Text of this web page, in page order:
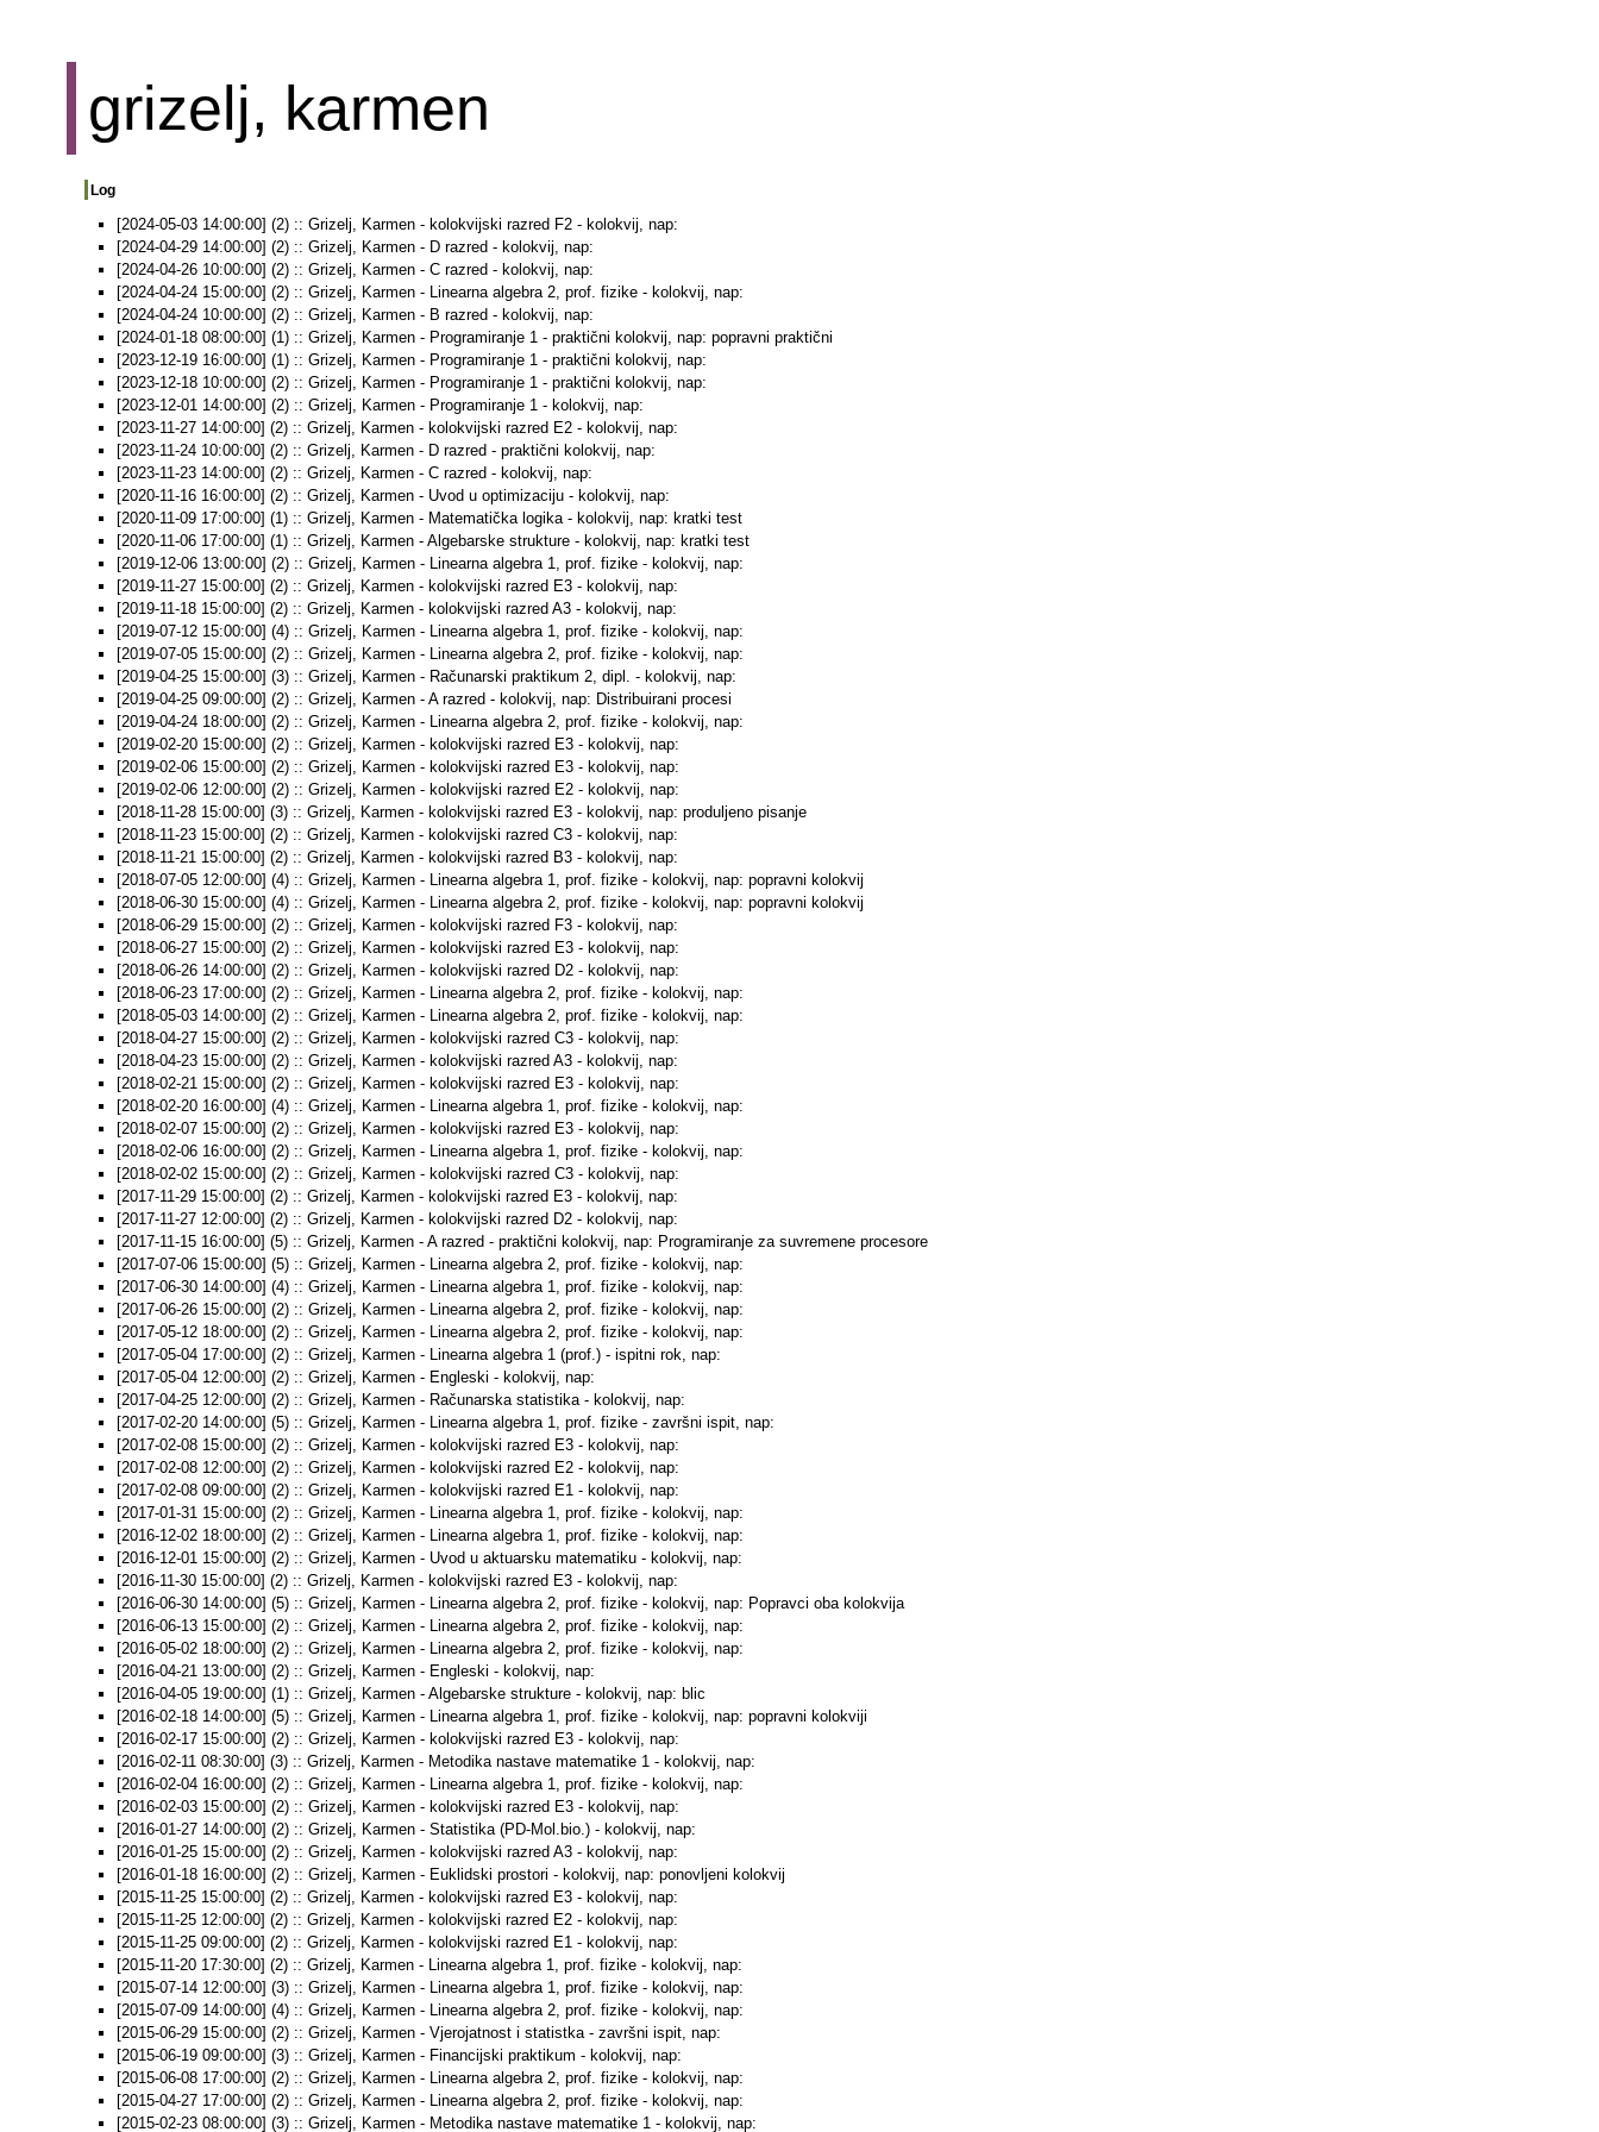
grizelj, karmen
Log
[2024-05-03 14:00:00] (2) :: Grizelj, Karmen - kolokvijski razred F2 - kolokvij, nap:
[2024-04-29 14:00:00] (2) :: Grizelj, Karmen - D razred - kolokvij, nap:
[2024-04-26 10:00:00] (2) :: Grizelj, Karmen - C razred - kolokvij, nap:
[2024-04-24 15:00:00] (2) :: Grizelj, Karmen - Linearna algebra 2, prof. fizike - kolokvij, nap:
[2024-04-24 10:00:00] (2) :: Grizelj, Karmen - B razred - kolokvij, nap:
[2024-01-18 08:00:00] (1) :: Grizelj, Karmen - Programiranje 1 - praktični kolokvij, nap: popravni praktični
[2023-12-19 16:00:00] (1) :: Grizelj, Karmen - Programiranje 1 - praktični kolokvij, nap:
[2023-12-18 10:00:00] (2) :: Grizelj, Karmen - Programiranje 1 - praktični kolokvij, nap:
[2023-12-01 14:00:00] (2) :: Grizelj, Karmen - Programiranje 1 - kolokvij, nap:
[2023-11-27 14:00:00] (2) :: Grizelj, Karmen - kolokvijski razred E2 - kolokvij, nap:
[2023-11-24 10:00:00] (2) :: Grizelj, Karmen - D razred - praktični kolokvij, nap:
[2023-11-23 14:00:00] (2) :: Grizelj, Karmen - C razred - kolokvij, nap:
[2020-11-16 16:00:00] (2) :: Grizelj, Karmen - Uvod u optimizaciju - kolokvij, nap:
[2020-11-09 17:00:00] (1) :: Grizelj, Karmen - Matematička logika - kolokvij, nap: kratki test
[2020-11-06 17:00:00] (1) :: Grizelj, Karmen - Algebarske strukture - kolokvij, nap: kratki test
[2019-12-06 13:00:00] (2) :: Grizelj, Karmen - Linearna algebra 1, prof. fizike - kolokvij, nap:
[2019-11-27 15:00:00] (2) :: Grizelj, Karmen - kolokvijski razred E3 - kolokvij, nap:
[2019-11-18 15:00:00] (2) :: Grizelj, Karmen - kolokvijski razred A3 - kolokvij, nap:
[2019-07-12 15:00:00] (4) :: Grizelj, Karmen - Linearna algebra 1, prof. fizike - kolokvij, nap:
[2019-07-05 15:00:00] (2) :: Grizelj, Karmen - Linearna algebra 2, prof. fizike - kolokvij, nap:
[2019-04-25 15:00:00] (3) :: Grizelj, Karmen - Računarski praktikum 2, dipl. - kolokvij, nap:
[2019-04-25 09:00:00] (2) :: Grizelj, Karmen - A razred - kolokvij, nap: Distribuirani procesi
[2019-04-24 18:00:00] (2) :: Grizelj, Karmen - Linearna algebra 2, prof. fizike - kolokvij, nap:
[2019-02-20 15:00:00] (2) :: Grizelj, Karmen - kolokvijski razred E3 - kolokvij, nap:
[2019-02-06 15:00:00] (2) :: Grizelj, Karmen - kolokvijski razred E3 - kolokvij, nap:
[2019-02-06 12:00:00] (2) :: Grizelj, Karmen - kolokvijski razred E2 - kolokvij, nap:
[2018-11-28 15:00:00] (3) :: Grizelj, Karmen - kolokvijski razred E3 - kolokvij, nap: produljeno pisanje
[2018-11-23 15:00:00] (2) :: Grizelj, Karmen - kolokvijski razred C3 - kolokvij, nap:
[2018-11-21 15:00:00] (2) :: Grizelj, Karmen - kolokvijski razred B3 - kolokvij, nap:
[2018-07-05 12:00:00] (4) :: Grizelj, Karmen - Linearna algebra 1, prof. fizike - kolokvij, nap: popravni kolokvij
[2018-06-30 15:00:00] (4) :: Grizelj, Karmen - Linearna algebra 2, prof. fizike - kolokvij, nap: popravni kolokvij
[2018-06-29 15:00:00] (2) :: Grizelj, Karmen - kolokvijski razred F3 - kolokvij, nap:
[2018-06-27 15:00:00] (2) :: Grizelj, Karmen - kolokvijski razred E3 - kolokvij, nap:
[2018-06-26 14:00:00] (2) :: Grizelj, Karmen - kolokvijski razred D2 - kolokvij, nap:
[2018-06-23 17:00:00] (2) :: Grizelj, Karmen - Linearna algebra 2, prof. fizike - kolokvij, nap:
[2018-05-03 14:00:00] (2) :: Grizelj, Karmen - Linearna algebra 2, prof. fizike - kolokvij, nap:
[2018-04-27 15:00:00] (2) :: Grizelj, Karmen - kolokvijski razred C3 - kolokvij, nap:
[2018-04-23 15:00:00] (2) :: Grizelj, Karmen - kolokvijski razred A3 - kolokvij, nap:
[2018-02-21 15:00:00] (2) :: Grizelj, Karmen - kolokvijski razred E3 - kolokvij, nap:
[2018-02-20 16:00:00] (4) :: Grizelj, Karmen - Linearna algebra 1, prof. fizike - kolokvij, nap:
[2018-02-07 15:00:00] (2) :: Grizelj, Karmen - kolokvijski razred E3 - kolokvij, nap:
[2018-02-06 16:00:00] (2) :: Grizelj, Karmen - Linearna algebra 1, prof. fizike - kolokvij, nap:
[2018-02-02 15:00:00] (2) :: Grizelj, Karmen - kolokvijski razred C3 - kolokvij, nap:
[2017-11-29 15:00:00] (2) :: Grizelj, Karmen - kolokvijski razred E3 - kolokvij, nap:
[2017-11-27 12:00:00] (2) :: Grizelj, Karmen - kolokvijski razred D2 - kolokvij, nap:
[2017-11-15 16:00:00] (5) :: Grizelj, Karmen - A razred - praktični kolokvij, nap: Programiranje za suvremene procesore
[2017-07-06 15:00:00] (5) :: Grizelj, Karmen - Linearna algebra 2, prof. fizike - kolokvij, nap:
[2017-06-30 14:00:00] (4) :: Grizelj, Karmen - Linearna algebra 1, prof. fizike - kolokvij, nap:
[2017-06-26 15:00:00] (2) :: Grizelj, Karmen - Linearna algebra 2, prof. fizike - kolokvij, nap:
[2017-05-12 18:00:00] (2) :: Grizelj, Karmen - Linearna algebra 2, prof. fizike - kolokvij, nap:
[2017-05-04 17:00:00] (2) :: Grizelj, Karmen - Linearna algebra 1 (prof.) - ispitni rok, nap:
[2017-05-04 12:00:00] (2) :: Grizelj, Karmen - Engleski - kolokvij, nap:
[2017-04-25 12:00:00] (2) :: Grizelj, Karmen - Računarska statistika - kolokvij, nap:
[2017-02-20 14:00:00] (5) :: Grizelj, Karmen - Linearna algebra 1, prof. fizike - završni ispit, nap:
[2017-02-08 15:00:00] (2) :: Grizelj, Karmen - kolokvijski razred E3 - kolokvij, nap:
[2017-02-08 12:00:00] (2) :: Grizelj, Karmen - kolokvijski razred E2 - kolokvij, nap:
[2017-02-08 09:00:00] (2) :: Grizelj, Karmen - kolokvijski razred E1 - kolokvij, nap:
[2017-01-31 15:00:00] (2) :: Grizelj, Karmen - Linearna algebra 1, prof. fizike - kolokvij, nap:
[2016-12-02 18:00:00] (2) :: Grizelj, Karmen - Linearna algebra 1, prof. fizike - kolokvij, nap:
[2016-12-01 15:00:00] (2) :: Grizelj, Karmen - Uvod u aktuarsku matematiku - kolokvij, nap:
[2016-11-30 15:00:00] (2) :: Grizelj, Karmen - kolokvijski razred E3 - kolokvij, nap:
[2016-06-30 14:00:00] (5) :: Grizelj, Karmen - Linearna algebra 2, prof. fizike - kolokvij, nap: Popravci oba kolokvija
[2016-06-13 15:00:00] (2) :: Grizelj, Karmen - Linearna algebra 2, prof. fizike - kolokvij, nap:
[2016-05-02 18:00:00] (2) :: Grizelj, Karmen - Linearna algebra 2, prof. fizike - kolokvij, nap:
[2016-04-21 13:00:00] (2) :: Grizelj, Karmen - Engleski - kolokvij, nap:
[2016-04-05 19:00:00] (1) :: Grizelj, Karmen - Algebarske strukture - kolokvij, nap: blic
[2016-02-18 14:00:00] (5) :: Grizelj, Karmen - Linearna algebra 1, prof. fizike - kolokvij, nap: popravni kolokviji
[2016-02-17 15:00:00] (2) :: Grizelj, Karmen - kolokvijski razred E3 - kolokvij, nap:
[2016-02-11 08:30:00] (3) :: Grizelj, Karmen - Metodika nastave matematike 1 - kolokvij, nap:
[2016-02-04 16:00:00] (2) :: Grizelj, Karmen - Linearna algebra 1, prof. fizike - kolokvij, nap:
[2016-02-03 15:00:00] (2) :: Grizelj, Karmen - kolokvijski razred E3 - kolokvij, nap:
[2016-01-27 14:00:00] (2) :: Grizelj, Karmen - Statistika (PD-Mol.bio.) - kolokvij, nap:
[2016-01-25 15:00:00] (2) :: Grizelj, Karmen - kolokvijski razred A3 - kolokvij, nap:
[2016-01-18 16:00:00] (2) :: Grizelj, Karmen - Euklidski prostori - kolokvij, nap: ponovljeni kolokvij
[2015-11-25 15:00:00] (2) :: Grizelj, Karmen - kolokvijski razred E3 - kolokvij, nap:
[2015-11-25 12:00:00] (2) :: Grizelj, Karmen - kolokvijski razred E2 - kolokvij, nap:
[2015-11-25 09:00:00] (2) :: Grizelj, Karmen - kolokvijski razred E1 - kolokvij, nap:
[2015-11-20 17:30:00] (2) :: Grizelj, Karmen - Linearna algebra 1, prof. fizike - kolokvij, nap:
[2015-07-14 12:00:00] (3) :: Grizelj, Karmen - Linearna algebra 1, prof. fizike - kolokvij, nap:
[2015-07-09 14:00:00] (4) :: Grizelj, Karmen - Linearna algebra 2, prof. fizike - kolokvij, nap:
[2015-06-29 15:00:00] (2) :: Grizelj, Karmen - Vjerojatnost i statistka - završni ispit, nap:
[2015-06-19 09:00:00] (3) :: Grizelj, Karmen - Financijski praktikum - kolokvij, nap:
[2015-06-08 17:00:00] (2) :: Grizelj, Karmen - Linearna algebra 2, prof. fizike - kolokvij, nap:
[2015-04-27 17:00:00] (2) :: Grizelj, Karmen - Linearna algebra 2, prof. fizike - kolokvij, nap:
[2015-02-23 08:00:00] (3) :: Grizelj, Karmen - Metodika nastave matematike 1 - kolokvij, nap: